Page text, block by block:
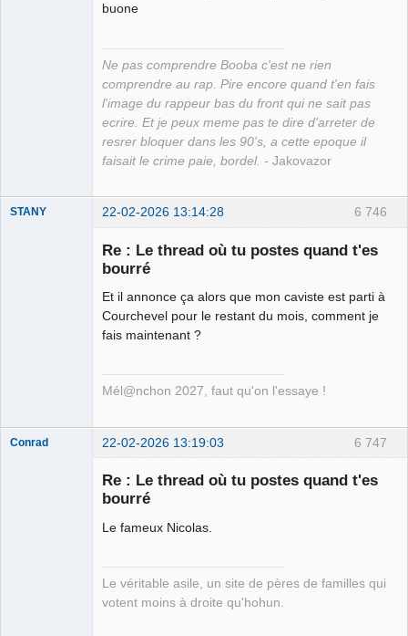
buone
Ne pas comprendre Booba c'est ne rien
comprendre au rap. Pire encore quand t'en fais
l'image du rappeur bas du front qui ne sait pas
ecrire. Et je peux meme pas te dire d'arreter de
resrer bloquer dans les 90's, a cette epoque il
faisait le crime paie, bordel. - Jakovazor
6 746
STANY 22-02-2026 13:14:28
Re : Le thread où tu postes quand t'es
bourré
Et il annonce ça alors que mon caviste est parti à
Courchevel pour le restant du mois, comment je
fais maintenant ?
Mél@nchon 2027, faut qu'on l'essaye !
6 747
Conrad 22-02-2026 13:19:03
Re : Le thread où tu postes quand t'es
bourré
Le fameux Nicolas.
Le véritable asile, un site de pères de familles qui
votent moins à droite qu'hohun.